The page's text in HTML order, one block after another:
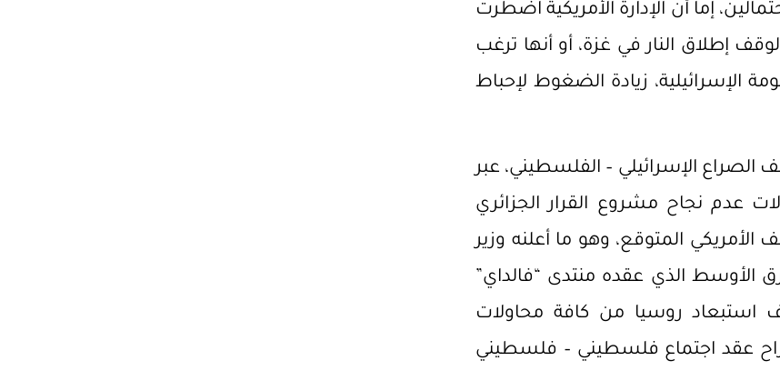
إما أن الإدارة الأمريكية اضطرت
إطلاق النار في غزة، أو أنها ترغب
الإسرائيلية، زيادة الضغوط لإحباط
الإسرائيلي – الفلسطيني، عبر
عدم نجاح مشروع القرار الجزائري
المتوقع، وهو ما أعلنه وزير
الأوسط الذي عقده منتدى “فالداي”
استبعاد روسيا من كافة محاولات
عقد اجتماع فلسطيني – فلسطيني